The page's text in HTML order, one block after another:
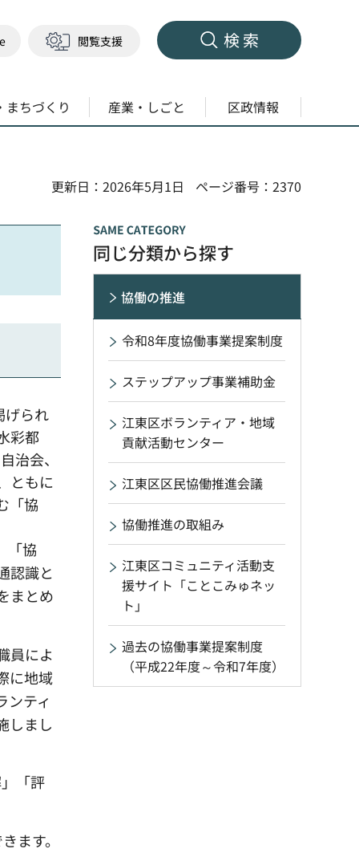
閲覧支援 検索
まちづくり 産業・しごと 区政情報
更新日：2026年5月1日 ページ番号：2370
げられ
彩都
治会、
ともに
「協
「協
認識と
まとめ
員によ
に地域
ンティ
しまし
「評
ます。
同じ分類から探す
協働の推進
令和8年度協働事業提案制度
ステップアップ事業補助金
江東区ボランティア・地域
貢献活動センター
江東区区民協働推進会議
協働推進の取組み
江東区コミュニティ活動支
援サイト「ことこみゅネッ
ト」
過去の協働事業提案制度
（平成22年度～令和7年度）